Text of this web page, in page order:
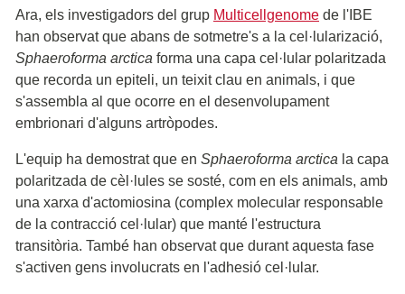
Ara, els investigadors del grup Multicellgenome de l'IBE
han observat que abans de sotmetre's a la cel·lularizació,
Sphaeroforma arctica forma una capa cel·lular polaritzada
que recorda un epiteli, un teixit clau en animals, i que
s'assembla al que ocorre en el desenvolupament
embrionari d'alguns artròpodes.
L'equip ha demostrat que en Sphaeroforma arctica la capa
polaritzada de cèl·lules se sosté, com en els animals, amb
una xarxa d'actomiosina (complex molecular responsable
de la contracció cel·lular) que manté l'estructura
transitòria. També han observat que durant aquesta fase
s'activen gens involucrats en l'adhesió cel·lular.